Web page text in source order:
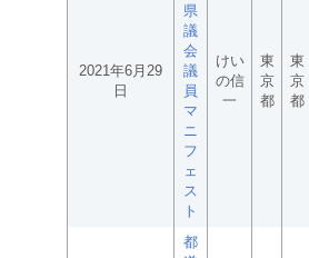
2021年6月29
日
県
議
会
議
員
マ
ニ
フ
ェ
ス
ト
けい
の信
一
東
京
都
東
京
都
都